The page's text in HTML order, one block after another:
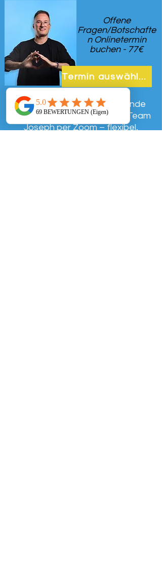
Offene
Fragen/Botschafte
n Onlinetermin
buchen - 77€
Termin auswählen
Buche eine offene Fragerunde
mit meienm geistigen Heiler Team
Joseph per Zoom – flexibel,